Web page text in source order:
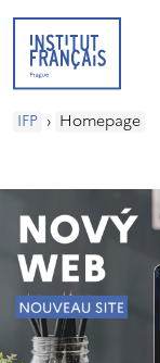
IFP › Homepage